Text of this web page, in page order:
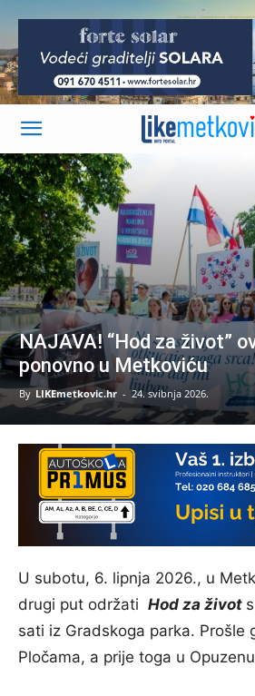
-
NAJAVA! “Hod za život”
ponovno u Metkoviću
By LIKEmetkovic.hr - 24. svibnja 2026.
U subotu, 6. lipnja 2026., u
drugi put održati Hod za život
sati iz Gradskoga parka. Prošle
Pločama, a prije toga u